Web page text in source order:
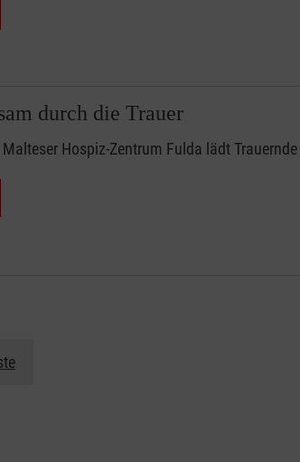
durch die Trauer
Malteser Hospiz-Zentrum Fulda lädt